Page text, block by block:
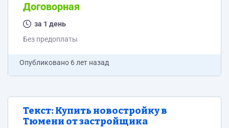
Договорная
за 1 день
Без предоплаты
Опубликовано 6 лет назад
Текст: Купить новостройку в
Тюмени от застройщика